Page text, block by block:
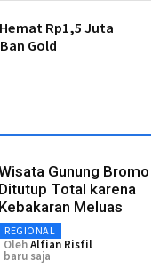
Rp1,5 Juta
Gold
Gunung Bromo
Ditutup Total karena
Kebakaran Meluas
REGIONAL
OlehAlfian Risfil
baru saja